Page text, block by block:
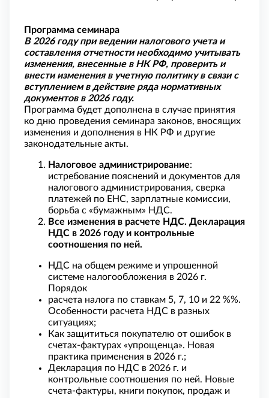
Программа семинара
В 2026 году при ведении налогового учета и
составления отчетности необходимо учитывать
изменения, внесенные в НК РФ, проверить и
внести изменения в учетную политику в связи с
вступлением в действие ряда нормативных
документов в 2026 году.
Программа будет дополнена в случае принятия
ко дню проведения семинара законов, вносящих
изменения и дополнения в НК РФ и другие
законодательные акты.
Налоговое администрирование:
истребование пояснений и документов для
налогового администрирования, сверка
платежей по ЕНС, зарплатные комиссии,
борьба с «бумажным» НДС.
Все изменения в расчете НДС. Декларация
НДС в 2026 году и контрольные
соотношения по ней.
НДС на общем режиме и упрошенной
системе налогообложения в 2026 г.
Порядок
расчета налога по ставкам 5, 7, 10 и 22 %%.
Особенности расчета НДС в разных
ситуациях;
Как защититься покупателю от ошибок в
счетах-фактурах «упрощенца». Новая
практика применения в 2026 г.;
Декларация по НДС в 2026 г. и
контрольные соотношения по ней. Новые
счета-фактуры, книги покупок, продаж и